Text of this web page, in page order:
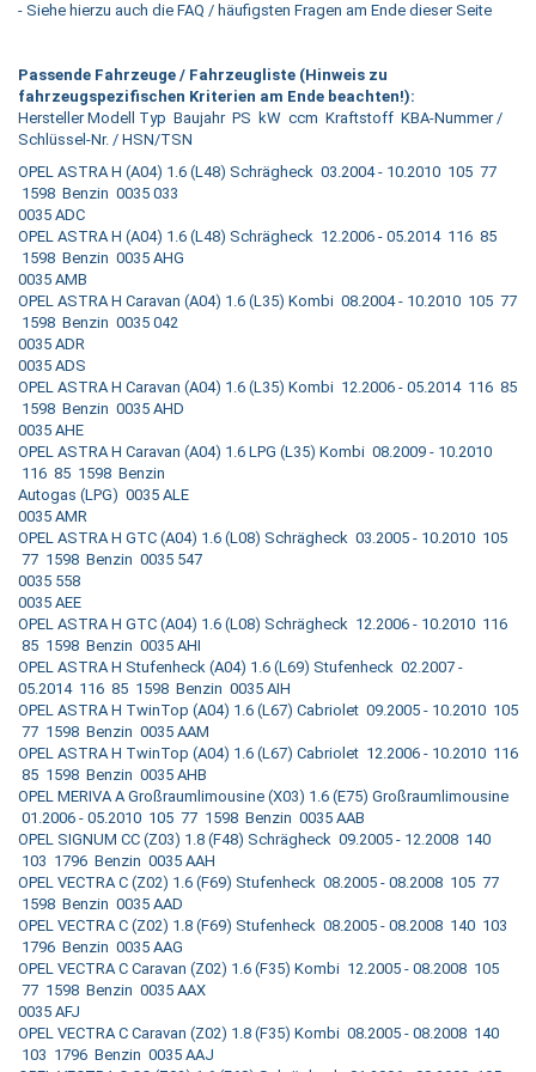
- Siehe hierzu auch die FAQ / häufigsten Fragen am Ende dieser Seite
Passende Fahrzeuge / Fahrzeugliste (Hinweis zu
fahrzeugspezifischen Kriterien am Ende beachten!):
Hersteller Modell Typ Baujahr PS kW ccm Kraftstoff KBA-Nummer /
Schlüssel-Nr. / HSN/TSN
OPEL ASTRA H (A04) 1.6 (L48) Schrägheck 03.2004 - 10.2010 105 77
1598 Benzin 0035 033
0035 ADC
OPEL ASTRA H (A04) 1.6 (L48) Schrägheck 12.2006 - 05.2014 116 85
1598 Benzin 0035 AHG
0035 AMB
OPEL ASTRA H Caravan (A04) 1.6 (L35) Kombi 08.2004 - 10.2010 105 77
1598 Benzin 0035 042
0035 ADR
0035 ADS
OPEL ASTRA H Caravan (A04) 1.6 (L35) Kombi 12.2006 - 05.2014 116 85
1598 Benzin 0035 AHD
0035 AHE
OPEL ASTRA H Caravan (A04) 1.6 LPG (L35) Kombi 08.2009 - 10.2010
116 85 1598 Benzin
Autogas (LPG) 0035 ALE
0035 AMR
OPEL ASTRA H GTC (A04) 1.6 (L08) Schrägheck 03.2005 - 10.2010 105
77 1598 Benzin 0035 547
0035 558
0035 AEE
OPEL ASTRA H GTC (A04) 1.6 (L08) Schrägheck 12.2006 - 10.2010 116
85 1598 Benzin 0035 AHI
OPEL ASTRA H Stufenheck (A04) 1.6 (L69) Stufenheck 02.2007 -
05.2014 116 85 1598 Benzin 0035 AIH
OPEL ASTRA H TwinTop (A04) 1.6 (L67) Cabriolet 09.2005 - 10.2010 105
77 1598 Benzin 0035 AAM
OPEL ASTRA H TwinTop (A04) 1.6 (L67) Cabriolet 12.2006 - 10.2010 116
85 1598 Benzin 0035 AHB
OPEL MERIVA A Großraumlimousine (X03) 1.6 (E75) Großraumlimousine
01.2006 - 05.2010 105 77 1598 Benzin 0035 AAB
OPEL SIGNUM CC (Z03) 1.8 (F48) Schrägheck 09.2005 - 12.2008 140
103 1796 Benzin 0035 AAH
OPEL VECTRA C (Z02) 1.6 (F69) Stufenheck 08.2005 - 08.2008 105 77
1598 Benzin 0035 AAD
OPEL VECTRA C (Z02) 1.8 (F69) Stufenheck 08.2005 - 08.2008 140 103
1796 Benzin 0035 AAG
OPEL VECTRA C Caravan (Z02) 1.6 (F35) Kombi 12.2005 - 08.2008 105
77 1598 Benzin 0035 AAX
0035 AFJ
OPEL VECTRA C Caravan (Z02) 1.8 (F35) Kombi 08.2005 - 08.2008 140
103 1796 Benzin 0035 AAJ